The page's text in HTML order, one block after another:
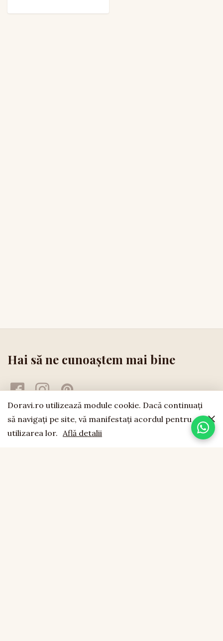
Hai să ne cunoaștem mai bine
Doravi.ro utilizează module cookie. Dacă continuaţi
să navigaţi pe site, vă manifestaţi acordul pentru
utilizarea lor. Află detalii